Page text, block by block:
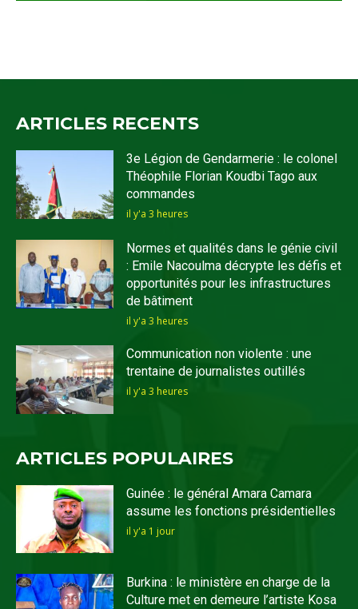
ARTICLES RECENTS
3e Légion de Gendarmerie : le colonel
Théophile Florian Koudbi Tago aux
commandes
il y'a 3 heures
Normes et qualités dans le génie civil
: Emile Nacoulma décrypte les défis et
opportunités pour les infrastructures
de bâtiment
il y'a 3 heures
Communication non violente : une
trentaine de journalistes outillés
il y'a 3 heures
ARTICLES POPULAIRES
Guinée : le général Amara Camara
assume les fonctions présidentielles
il y'a 1 jour
Burkina : le ministère en charge de la
Culture met en demeure l’artiste Kosa